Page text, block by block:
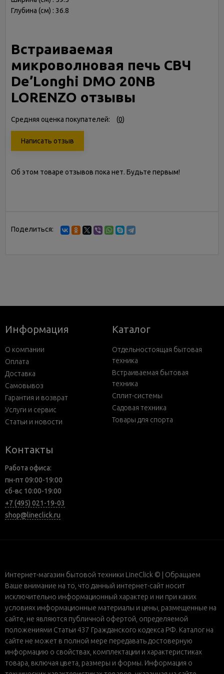
Глубина (см) : 36.8
Встраиваемая
микроволновая печь СВЧ
De’Longhi DMO 20NB
LORENZO отзывы
Средняя оценка покупателей: (0)
Написать отзыв
Об этом товаре отзывов пока нет. Будьте первым!
Поделиться:
Информация
О компании
Оплата
Доставка
Самовывоз
Гарантия и возврат
Услуги и сервис
Статьи и новости
Каталог
Отдельностоящая бытовая
техника
Встраиваемая бытовая
техника
Сплит-системы
Садовая техника
Товары для спорта
Контакты
Работа офиса:
пн-пт 09:00-19:00
сб-вс 10:00-19:00
+7 (495) 021-19-03
shop@lineclick.ru
Интернет-магазин бытовой техники LineClick © | Обращаем
Ваше внимание на то, что данный интернет-сайт носит
исключительно информационный характер и ни при каких
условиях информационные материалы и цены, размещенные на
сайте, не являются публичной офертой, определяемой
положениями Статьи 437 Гражданского кодекса РФ. Каталог на
сайте не может в полной мере передавать достоверную
информацию о свойствах, комплектации и характеристиках
товара, включая цвета, размеры и формы. Информация о